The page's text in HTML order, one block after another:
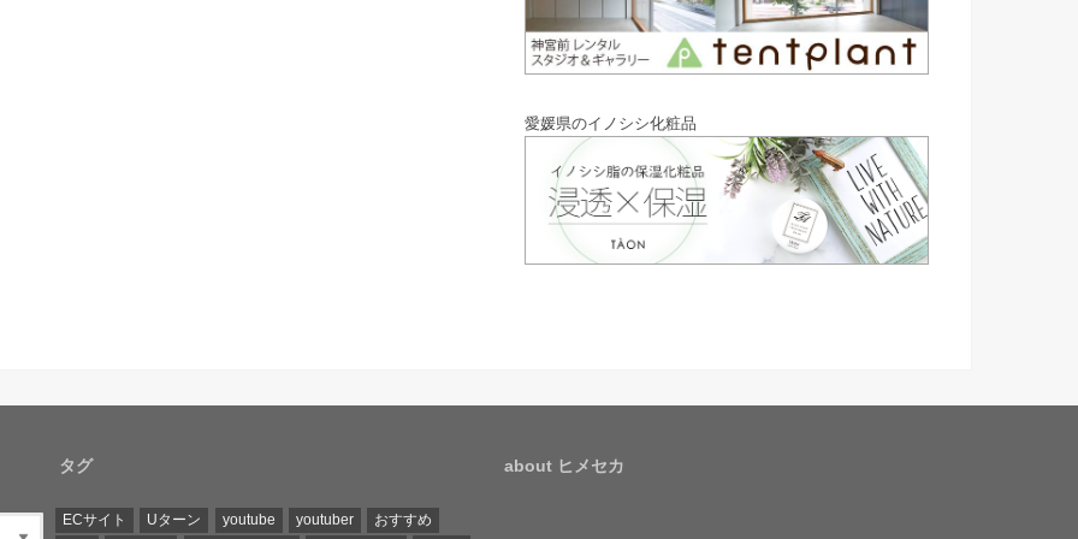
愛媛県のイノシシ化粧品
タグ
ECサイト Uターン youtube youtuber おすすめ
about ヒメセカ